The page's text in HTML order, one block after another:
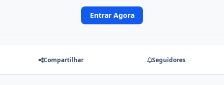
Entrar Agora
Compartilhar Seguidores